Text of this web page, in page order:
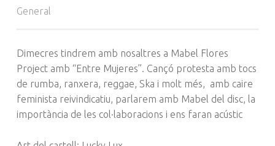
General
Dimecres tindrem amb nosaltres a Mabel Flores
Project amb “Entre Mujeres”. Cançó protesta amb tocs
de rumba, ranxera, reggae, Ska i molt més, amb caire
feminista reivindicatiu, parlarem amb Mabel del disc, la
importància de les col·laboracions i ens faran acústic